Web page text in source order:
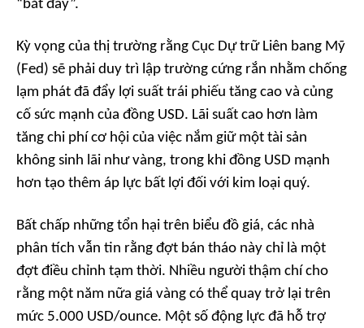
“bắt đáy”.
Kỳ vọng của thị trường rằng Cục Dự trữ Liên bang Mỹ
(Fed) sẽ phải duy trì lập trường cứng rắn nhằm chống
lạm phát đã đẩy lợi suất trái phiếu tăng cao và củng
cố sức mạnh của đồng USD. Lãi suất cao hơn làm
tăng chi phí cơ hội của việc nắm giữ một tài sản
không sinh lãi như vàng, trong khi đồng USD mạnh
hơn tạo thêm áp lực bất lợi đối với kim loại quý.
Bất chấp những tổn hại trên biểu đồ giá, các nhà
phân tích vẫn tin rằng đợt bán tháo này chỉ là một
đợt điều chỉnh tạm thời. Nhiều người thậm chí cho
rằng một năm nữa giá vàng có thể quay trở lại trên
mức 5.000 USD/ounce. Một số động lực đã hỗ trợ